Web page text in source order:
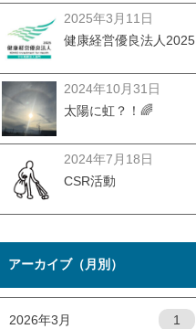
健康経営優良法人2025
2025年3月11日
太陽に虹？！🌈
2024年10月31日
CSR活動
2024年7月18日
アーカイブ（月別）
2026年3月 1